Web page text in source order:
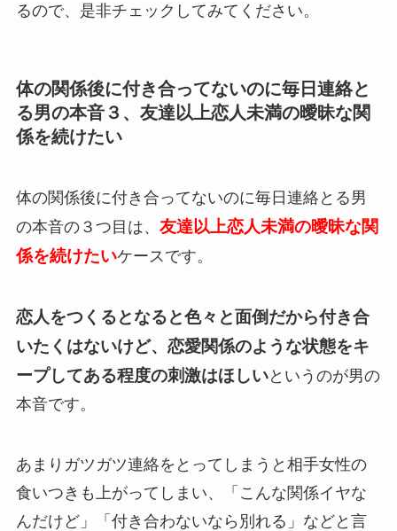
るので、是非チェックしてみてください。
体の関係後に付き合ってないのに毎日連絡と
る男の本音３、友達以上恋人未満の曖昧な関
係を続けたい
体の関係後に付き合ってないのに毎日連絡とる男
の本音の３つ目は、 友達以上恋人未満の曖昧な関
係を続けたいケースです。
恋人をつくるとなると色々と面倒だから付き合
いたくはないけど、恋愛関係のような状態をキ
ープしてある程度の刺激はほしいというのが男の
本音です。
あまりガツガツ連絡をとってしまうと相手女性の
食いつきも上がってしまい、「こんな関係イヤな
んだけど」「付き合わないなら別れる」などと言